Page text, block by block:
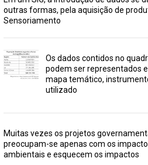
outras formas, pela aquisição de
Sensoriamento
Os dados contidos no
podem ser representados
mapa temático,
utilizado
Muitas vezes os projetos
preocupam-se apenas com os
ambientais e esquecem os impactos